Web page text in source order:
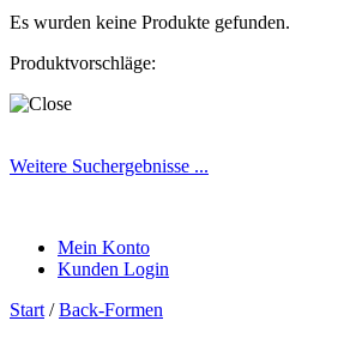
Es wurden keine Produkte gefunden.
Produktvorschläge:
Weitere Suchergebnisse ...
Mein Konto
Kunden Login
Start /Back-Formen